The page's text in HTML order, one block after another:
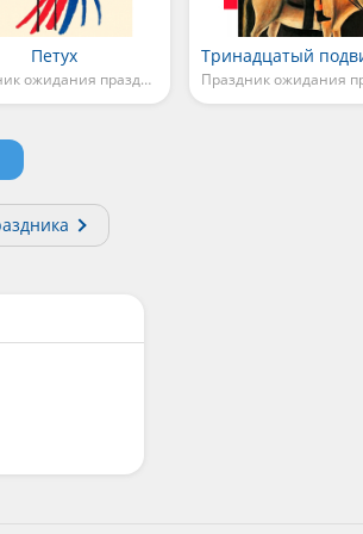
Петух
Праздник ожидания праздника